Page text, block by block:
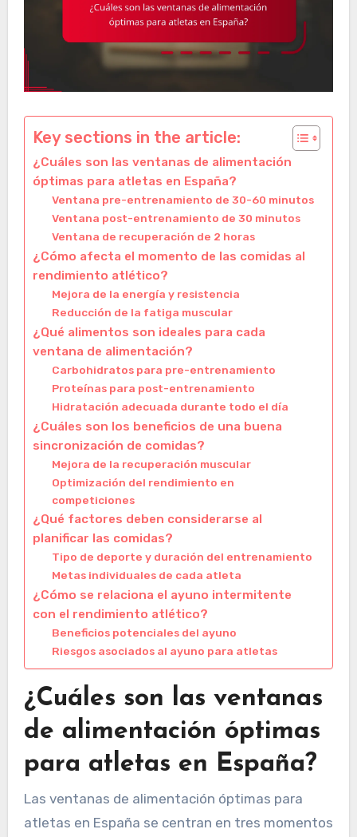
Key sections in the article:
¿Cuáles son las ventanas de alimentación
óptimas para atletas en España?
Ventana pre-entrenamiento de 30-60 minutos
Ventana post-entrenamiento de 30 minutos
Ventana de recuperación de 2 horas
¿Cómo afecta el momento de las comidas al
rendimiento atlético?
Mejora de la energía y resistencia
Reducción de la fatiga muscular
¿Qué alimentos son ideales para cada
ventana de alimentación?
Carbohidratos para pre-entrenamiento
Proteínas para post-entrenamiento
Hidratación adecuada durante todo el día
¿Cuáles son los beneficios de una buena
sincronización de comidas?
Mejora de la recuperación muscular
Optimización del rendimiento en
competiciones
¿Qué factores deben considerarse al
planificar las comidas?
Tipo de deporte y duración del entrenamiento
Metas individuales de cada atleta
¿Cómo se relaciona el ayuno intermitente
con el rendimiento atlético?
Beneficios potenciales del ayuno
Riesgos asociados al ayuno para atletas
¿Cuáles son las ventanas
de alimentación óptimas
para atletas en España?
Las ventanas de alimentación óptimas para
atletas en España se centran en tres momentos